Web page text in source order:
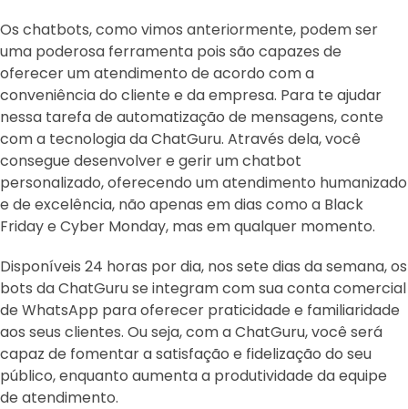
Os chatbots, como vimos anteriormente, podem ser
uma poderosa ferramenta pois são capazes de
oferecer um atendimento de acordo com a
conveniência do cliente e da empresa. Para te ajudar
nessa tarefa de automatização de mensagens, conte
com a tecnologia da ChatGuru. Através dela, você
consegue desenvolver e gerir um chatbot
personalizado, oferecendo um atendimento humanizado
e de excelência, não apenas em dias como a Black
Friday e Cyber Monday, mas em qualquer momento.
Disponíveis 24 horas por dia, nos sete dias da semana, os
bots da ChatGuru se integram com sua conta comercial
de WhatsApp para oferecer praticidade e familiaridade
aos seus clientes. Ou seja, com a ChatGuru, você será
capaz de fomentar a satisfação e fidelização do seu
público, enquanto aumenta a produtividade da equipe
de atendimento.